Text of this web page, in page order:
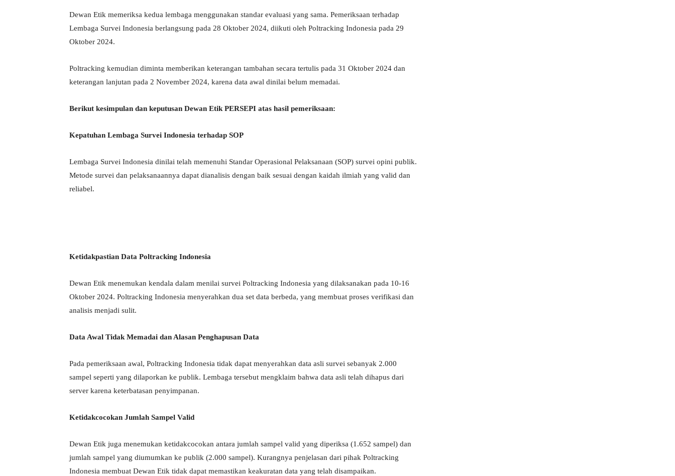
Dewan Etik memeriksa kedua lembaga menggunakan standar evaluasi yang sama. Pemeriksaan terhadap
Lembaga Survei Indonesia berlangsung pada 28 Oktober 2024, diikuti oleh Poltracking Indonesia pada 29
Oktober 2024.
Poltracking kemudian diminta memberikan keterangan tambahan secara tertulis pada 31 Oktober 2024 dan
keterangan lanjutan pada 2 November 2024, karena data awal dinilai belum memadai.
Berikut kesimpulan dan keputusan Dewan Etik PERSEPI atas hasil pemeriksaan:
Kepatuhan Lembaga Survei Indonesia terhadap SOP
Lembaga Survei Indonesia dinilai telah memenuhi Standar Operasional Pelaksanaan (SOP) survei opini publik.
Metode survei dan pelaksanaannya dapat dianalisis dengan baik sesuai dengan kaidah ilmiah yang valid dan
reliabel.
Ketidakpastian Data Poltracking Indonesia
Dewan Etik menemukan kendala dalam menilai survei Poltracking Indonesia yang dilaksanakan pada 10-16
Oktober 2024. Poltracking Indonesia menyerahkan dua set data berbeda, yang membuat proses verifikasi dan
analisis menjadi sulit.
Data Awal Tidak Memadai dan Alasan Penghapusan Data
Pada pemeriksaan awal, Poltracking Indonesia tidak dapat menyerahkan data asli survei sebanyak 2.000
sampel seperti yang dilaporkan ke publik. Lembaga tersebut mengklaim bahwa data asli telah dihapus dari
server karena keterbatasan penyimpanan.
Ketidakcocokan Jumlah Sampel Valid
Dewan Etik juga menemukan ketidakcocokan antara jumlah sampel valid yang diperiksa (1.652 sampel) dan
jumlah sampel yang diumumkan ke publik (2.000 sampel). Kurangnya penjelasan dari pihak Poltracking
Indonesia membuat Dewan Etik tidak dapat memastikan keakuratan data yang telah disampaikan.